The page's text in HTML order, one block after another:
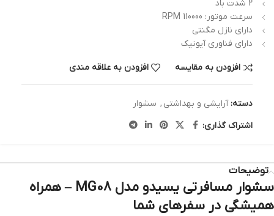
2 شدت باد
سرعت موتور: 110000 RPM
دارای نازل مگنتی
دارای فناوری آیونیک
افزودن به مقایسه افزودن به علاقه مندی
دسته: آرایشی و بهداشتی , سشوار
اشتراک گذاری:
توضیحات
سشوار مسافرتی یسیدو مدل MG08 – همراه
همیشگی در سفرهای شما